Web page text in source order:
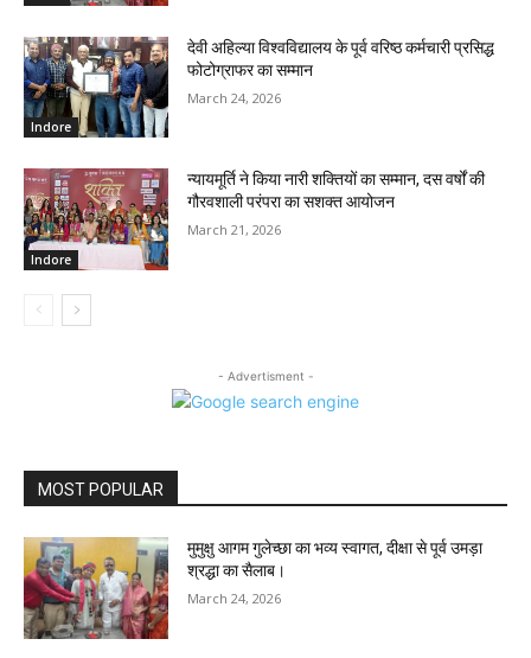
Indore
देवी अहिल्या विश्वविद्यालय के पूर्व वरिष्ठ कर्मचारी प्रसिद्ध
फोटोग्राफर का सम्मान
March 24, 2026
Indore
न्यायमूर्ति ने किया नारी शक्तियों का सम्मान, दस वर्षों की
गौरवशाली परंपरा का सशक्त आयोजन
March 21, 2026
- Advertisment -
MOST POPULAR
मुमुक्षु आगम गुलेच्छा का भव्य स्वागत, दीक्षा से पूर्व उमड़ा
श्रद्धा का सैलाब।
March 24, 2026